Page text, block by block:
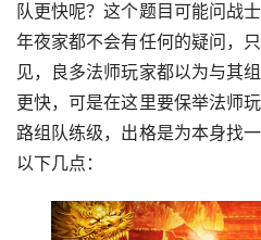
队更快呢？这个题目可能问战
年夜家都不会有任何的疑问，
见，良多法师玩家都以为与其
更快，可是在这里要保举法师
路组队练级，出格是为本身找
以下几点：